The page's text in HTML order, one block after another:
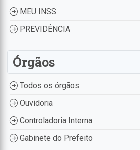
MEU INSS
PREVIDÊNCIA
Órgãos
Todos os órgãos
Ouvidoria
Controladoria Interna
Gabinete do Prefeito